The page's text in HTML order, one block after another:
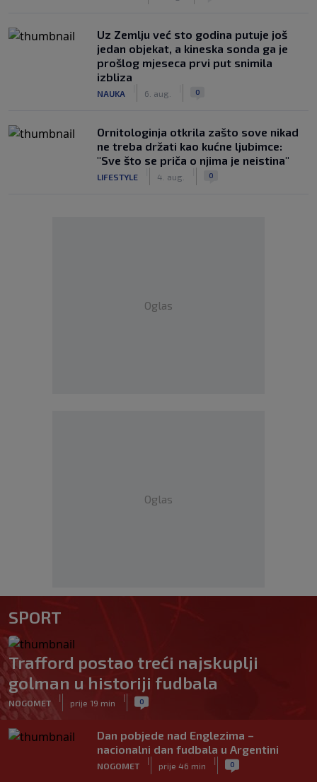
Uz Zemlju već sto godina putuje još
jedan objekat, a kineska sonda ga je
prošlog mjeseca prvi put snimila
izbliza
NAUKA 6. aug. 0
Ornitologinja otkrila zašto sove nikad
ne treba držati kao kućne ljubimce:
"Sve što se priča o njima je neistina"
LIFESTYLE 4. aug. 0
Oglas
Oglas
SPORT
Trafford postao treći najskuplji
golman u historiji fudbala
NOGOMET
|
prije 19 min
| 0
Dan pobjede nad Englezima –
nacionalni dan fudbala u Argentini
NOGOMET
|
prije 46 min
| 0